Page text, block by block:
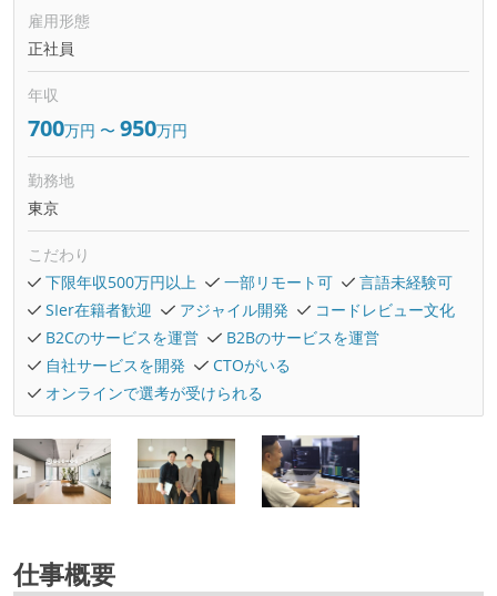
雇用形態
正社員
年収
700万円 〜 950万円
勤務地
東京
こだわり
下限年収500万円以上
一部リモート可
言語未経験可
SIer在籍者歓迎
アジャイル開発
コードレビュー文化
B2Cのサービスを運営
B2Bのサービスを運営
自社サービスを開発
CTOがいる
オンラインで選考が受けられる
仕事概要